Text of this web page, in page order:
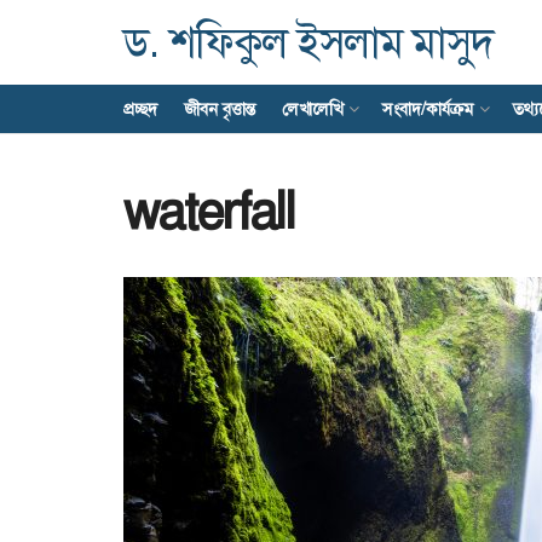
ড. শফিকুল ইসলাম মাসুদ
প্রচ্ছদ জীবন বৃত্তান্ত লেখালেখি সংবাদ/কার্যক্রম
waterfall